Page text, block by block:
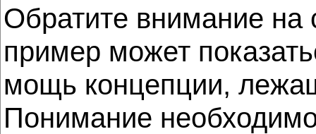
Обратите внимание
пример может
мощь концепции,
Понимание